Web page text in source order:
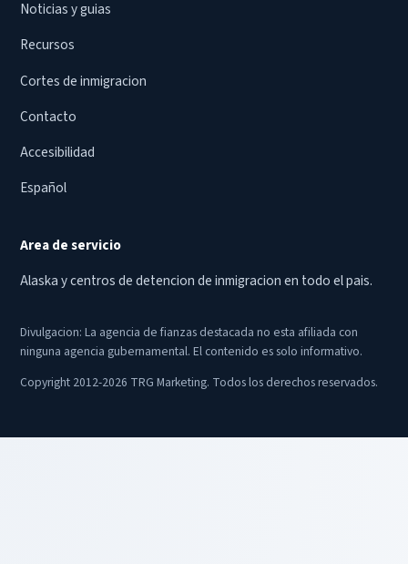
Noticias y guias
Recursos
Cortes de inmigracion
Contacto
Accesibilidad
Español
Area de servicio
Alaska y centros de detencion de inmigracion en todo el pais.
Divulgacion: La agencia de fianzas destacada no esta afiliada con
ninguna agencia gubernamental. El contenido es solo informativo.
Copyright 2012-2026 TRG Marketing. Todos los derechos reservados.